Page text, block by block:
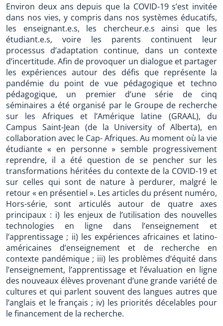
Environ deux ans depuis que la COVID-19 s’est invitée
dans nos vies, y compris dans nos systèmes éducatifs,
les enseignant.e.s, les chercheur.e.s ainsi que les
étudiant.e.s, voire les parents continuent leur
processus d’adaptation continue, dans un contexte
d’incertitude. Afin de provoquer un dialogue et partager
les expériences autour des défis que représente la
pandémie du point de vue pédagogique et techno
pédagogique, un premier d’une série de cinq
séminaires a été organisé par le Groupe de recherche
sur les Afriques et l’Amérique latine (GRAAL), du
Campus Saint-Jean (de la University of Alberta), en
collaboration avec le Cap- Afriques. Au moment où la vie
étudiante « en personne » semble progressivement
reprendre, il a été question de se pencher sur les
transformations héritées du contexte de la COVID-19 et
sur celles qui sont de nature à perdurer, malgré le
retour « en présentiel ». Les articles du présent numéro,
Hors-série, sont articulés autour de quatre axes
principaux : i) les enjeux de l’utilisation des nouvelles
technologies en ligne dans l’enseignement et
l’apprentissage ; ii) les expériences africaines et latino-
américaines d’enseignement et de recherche en
contexte pandémique ; iii) les problèmes d’équité dans
l’enseignement, l’apprentissage et l’évaluation en ligne
des nouveaux élèves provenant d’une grande variété de
cultures et qui parlent souvent des langues autres que
l’anglais et le français ; iv) les priorités décelables pour
le financement de la recherche.